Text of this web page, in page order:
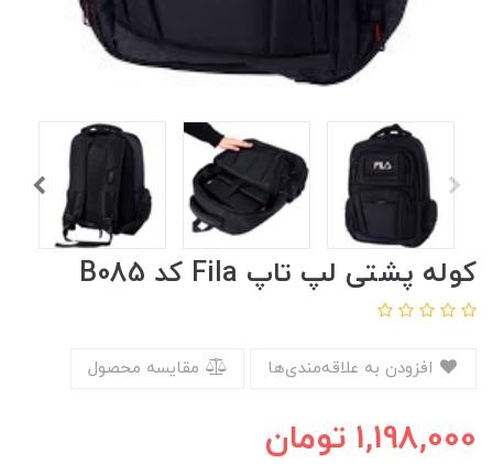
کوله پشتی لپ تاپ Fila کد B085
مقایسه محصول
1,198,000 تومان